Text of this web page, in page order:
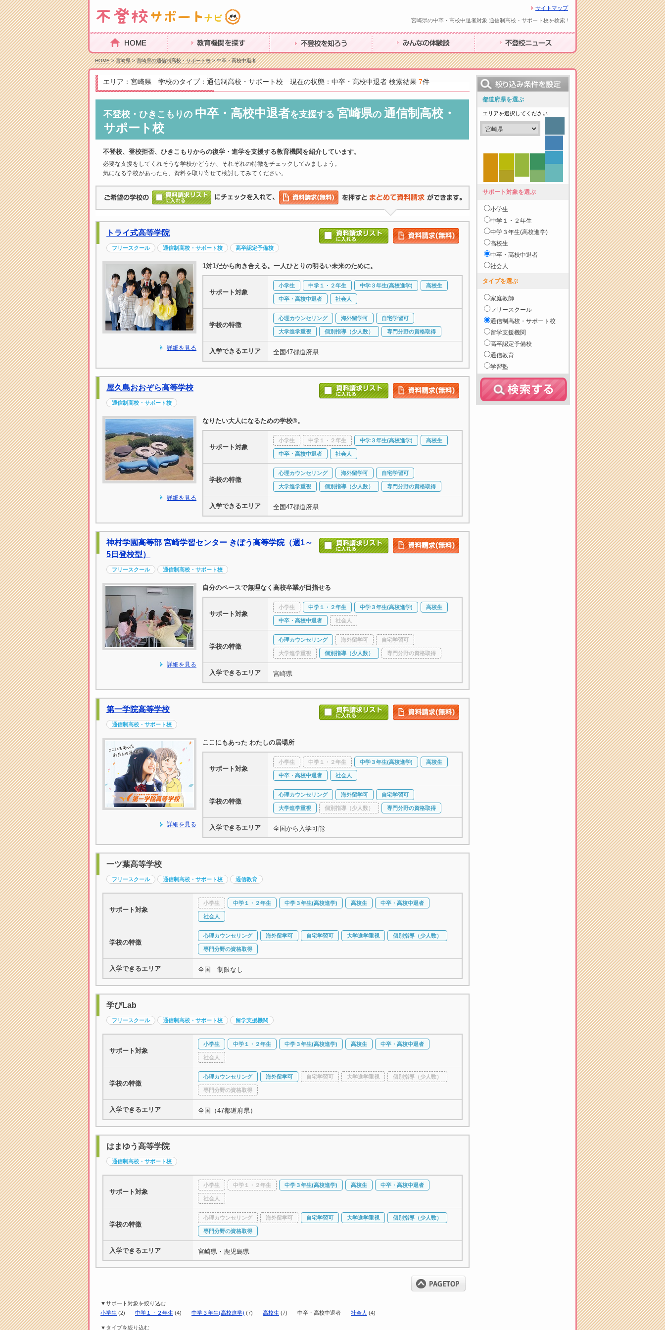
サイトマップ
宮崎県の中卒・高校中退者対象 通信制高校・サポート校を検索！
HOME 教育機関を探す 不登校を知ろう みんなの体験談 不登校ニュース
HOME>宮崎県>宮崎県の通信制高校・サポート校> 中卒・高校中退者
エリア：宮崎県 学校のタイプ：通信制高校・サポート校 現在の状態：中卒・高校中退者 検索結果 7件
不登校・ひきこもりの 中卒・高校中退者を支援する 宮崎県の 通信制高校・
サポート校
不登校、登校拒否、ひきこもりからの復学・進学を支援する教育機関を紹介しています。
必要な支援をしてくれそうな学校かどうか、それぞれの特徴をチェックしてみましょう。
気になる学校があったら、資料を取り寄せて検討してみてください。
トライ式高等学院
フリースクール 通信制高校・サポート校 高卒認定予備校
詳細を見る
1対1だから向き合える。一人ひとりの明るい未来のために。
サポート対象
小学生 中学１・２年生 中学３年生(高校進学) 高校生
中卒・高校中退者 社会人
学校の特徴
心理カウンセリング 海外留学可 自宅学習可
大学進学重視 個別指導（少人数） 専門分野の資格取得
入学できるエリア 全国47都道府県
屋久島おおぞら高等学校
通信制高校・サポート校
詳細を見る
なりたい大人になるための学校®。
サポート対象
小学生 中学１・２年生 中学３年生(高校進学) 高校生
中卒・高校中退者 社会人
学校の特徴
心理カウンセリング 海外留学可 自宅学習可
大学進学重視 個別指導（少人数） 専門分野の資格取得
入学できるエリア 全国47都道府県
神村学園高等部 宮崎学習センター きぼう高等学院（週1～
5日登校型）
フリースクール 通信制高校・サポート校
詳細を見る
自分のペースで無理なく高校卒業が目指せる
サポート対象
小学生 中学１・２年生 中学３年生(高校進学) 高校生
中卒・高校中退者 社会人
学校の特徴
心理カウンセリング 海外留学可 自宅学習可
大学進学重視 個別指導（少人数） 専門分野の資格取得
入学できるエリア 宮崎県
第一学院高等学校
通信制高校・サポート校
詳細を見る
ここにもあった わたしの居場所
サポート対象
小学生 中学１・２年生 中学３年生(高校進学) 高校生
中卒・高校中退者 社会人
学校の特徴
心理カウンセリング 海外留学可 自宅学習可
大学進学重視 個別指導（少人数） 専門分野の資格取得
入学できるエリア 全国から入学可能
一ツ葉高等学校
フリースクール 通信制高校・サポート校 通信教育
サポート対象
小学生 中学１・２年生 中学３年生(高校進学) 高校生 中卒・高校中退者
社会人
学校の特徴
心理カウンセリング 海外留学可 自宅学習可 大学進学重視 個別指導（少人数）
専門分野の資格取得
入学できるエリア 全国 制限なし
学びLab
フリースクール 通信制高校・サポート校 留学支援機関
サポート対象
小学生 中学１・２年生 中学３年生(高校進学) 高校生 中卒・高校中退者
社会人
学校の特徴
心理カウンセリング 海外留学可 自宅学習可 大学進学重視 個別指導（少人数）
専門分野の資格取得
入学できるエリア 全国（47都道府県）
はまゆう高等学院
通信制高校・サポート校
サポート対象
小学生 中学１・２年生 中学３年生(高校進学) 高校生 中卒・高校中退者
社会人
学校の特徴
心理カウンセリング 海外留学可 自宅学習可 大学進学重視 個別指導（少人数）
専門分野の資格取得
入学できるエリア 宮崎県・鹿児島県
▼サポート対象を絞り込む
小学生 (2) 中学１・２年生 (4) 中学３年生(高校進学) (7) 高校生 (7) 中卒・高校中退者 社会人 (4)
▼タイプを絞り込む
都道府県を選ぶ
エリアを選択してください
サポート対象を選ぶ
小学生
中学１・２年生
中学３年生(高校進学)
高校生
中卒・高校中退者
社会人
タイプを選ぶ
家庭教師
フリースクール
通信制高校・サポート校
留学支援機関
高卒認定予備校
通信教育
学習塾